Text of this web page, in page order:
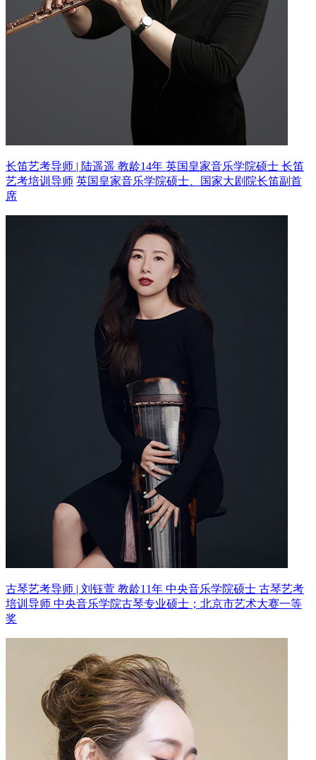
长笛艺考导师 | 陆遥遥 教龄14年 英国皇家音乐学院硕士 长笛
艺考培训导师 英国皇家音乐学院硕士、国家大剧院长笛副首
席
古琴艺考导师 | 刘钰萱 教龄11年 中央音乐学院硕士 古琴艺考
培训导师 中央音乐学院古琴专业硕士；北京市艺术大赛一等
奖